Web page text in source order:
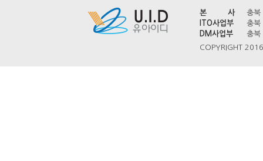
본 사
충
ITO사업부
충
DM사업부
충
COPYRIGHT